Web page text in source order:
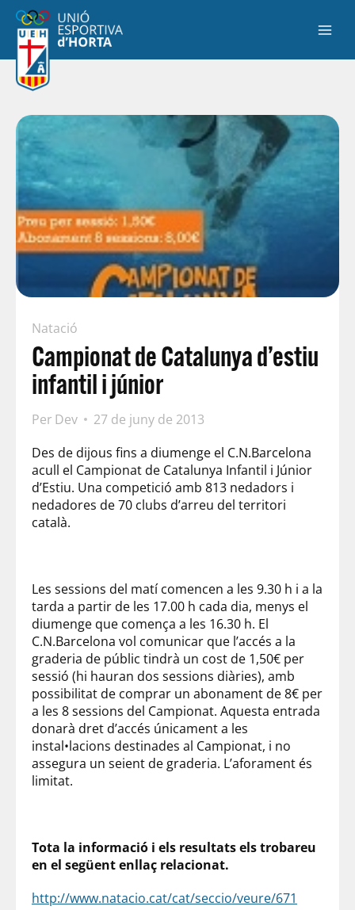
Natació
Campionat de Catalunya d’estiu
infantil i júnior
Per Dev
27 de juny de 2013
Des de dijous fins a diumenge el C.N.Barcelona
acull el Campionat de Catalunya Infantil i Júnior
d’Estiu. Una competició amb 813 nedadors i
nedadores de 70 clubs d’arreu del territori
català.
Les sessions del matí comencen a les 9.30 h i a la
tarda a partir de les 17.00 h cada dia, menys el
diumenge que comença a les 16.30 h. El
C.N.Barcelona vol comunicar que l’accés a la
graderia de públic tindrà un cost de 1,50€ per
sessió (hi hauran dos sessions diàries), amb
possibilitat de comprar un abonament de 8€ per
a les 8 sessions del Campionat. Aquesta entrada
donarà dret d’accés únicament a les
instal•lacions destinades al Campionat, i no
assegura un seient de graderia. L’aforament és
limitat.
Tota la informació i els resultats els trobareu
en el següent enllaç relacionat.
http://www.natacio.cat/cat/seccio/veure/671